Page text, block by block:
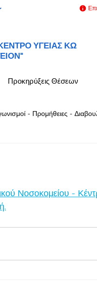
ΥΓΕΙΑΣ ΚΩ
Προκηρύξεις Θέσεων
- Προμήθειες -
Νοσοκομείου -